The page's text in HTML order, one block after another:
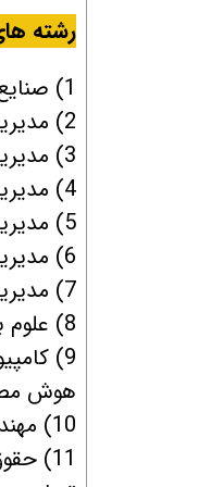
رشته
1) صنایع: کلیه گرایش ها
2) مدیریت: دولتی، بازرگانی و صنعتی( کلیه گرایش ها)
3) مدیریت : فناوری اطلاعات کلیه گرایشها
4) مدیریت مالی : مهندسی مالی و مدیریت ریسک/ بانکداری/ بیمه/ حقوق مالی
5) مدیریت منابع انسانی: کلیه گرایش ها
6) مدیریت: کسب و کار رفتار سازمانی و منابع انسانی/ استراتژیک/ بازاریابی
7) مدیریت : خدمات بهداشتی درمانی مدیریت خدمات بهداشتی درمانی
8) علوم بانکی: امور بانکی
9)
هوش
10) مهندسی فناوری اطلاعات: تجارت الکترونیک
11)